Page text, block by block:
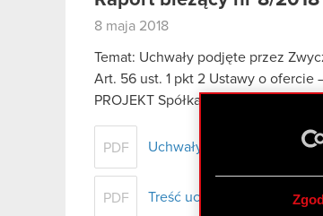
8 maja 2018
Temat: Uchwały podjęte przez
Art. 56 ust. 1 pkt 2 Ustawy o ofercie
PROJEKT Spółka Akcyjna z
PDF Uchwały podjęte przez
PDF Treść uchwał podjętych